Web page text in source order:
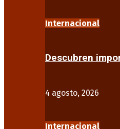
Internacional
Descubren
4 agosto, 2026
Internacional